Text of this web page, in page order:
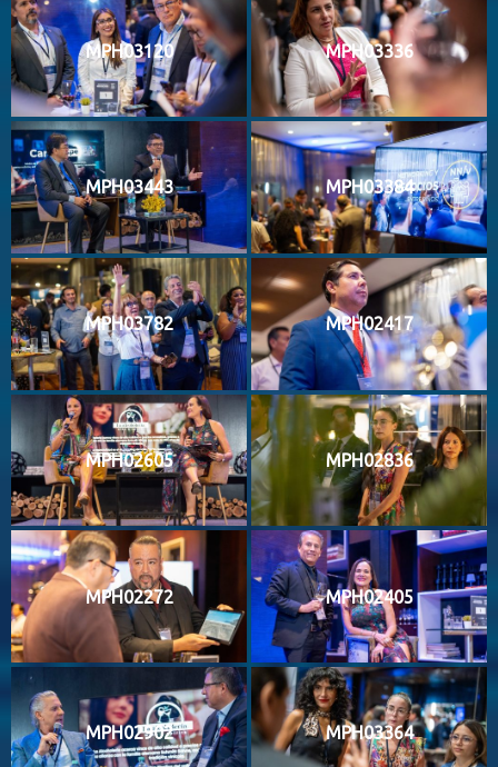
MPH03120 MPH03336
MPH03443 MPH03384
MPH03782 MPH02417
MPH02605 MPH02836
MPH02272 MPH02405
MPH02902 MPH03364